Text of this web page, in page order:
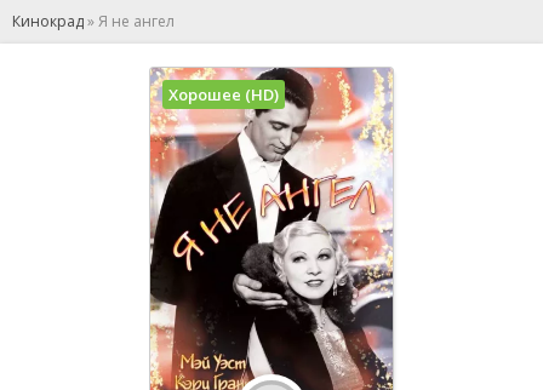
Кинокрад»Я не ангел
Хорошее (HD)